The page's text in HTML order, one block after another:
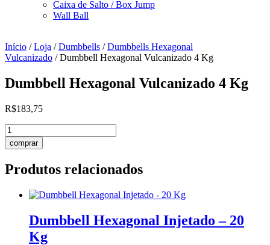
Caixa de Salto / Box Jump
Wall Ball
Início /Loja /Dumbbells /Dumbbells Hexagonal
Vulcanizado / Dumbbell Hexagonal Vulcanizado 4 Kg
Dumbbell Hexagonal Vulcanizado 4 Kg
R$183,75
Dumbbell
Hexagonal
Vulcanizado
Kg
comprar
Produtos relacionados
Dumbbell Hexagonal Injetado – 20
Kg